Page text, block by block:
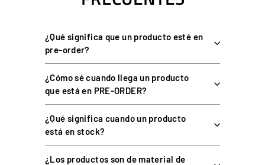
Instalación sencilla, sin herramientas complejas.
ESPECIFICACIONES TÉCNICAS
CARACTERÍSTICA DETALLE
Plástico reforzado de alta
resistencia
¿Qué significa que un producto esté en
pre-order?
¿Cómo sé cuando llega un producto
que está en PRE-ORDER?
¿Qué significa cuando un producto
está en stock?
¿Los productos son de material de